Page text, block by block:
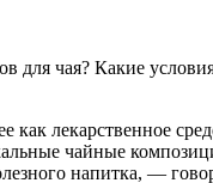
для чая? Какие
лекарственное
чайные
напитка, —